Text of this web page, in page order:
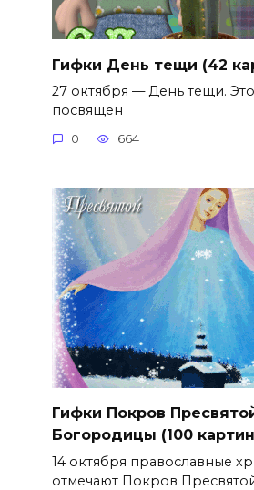
Гифки День тещи (42
27 октября — День тещи.
посвящен
0 664
Гифки Покров
Богородицы (100
14 октября православные
отмечают Покров